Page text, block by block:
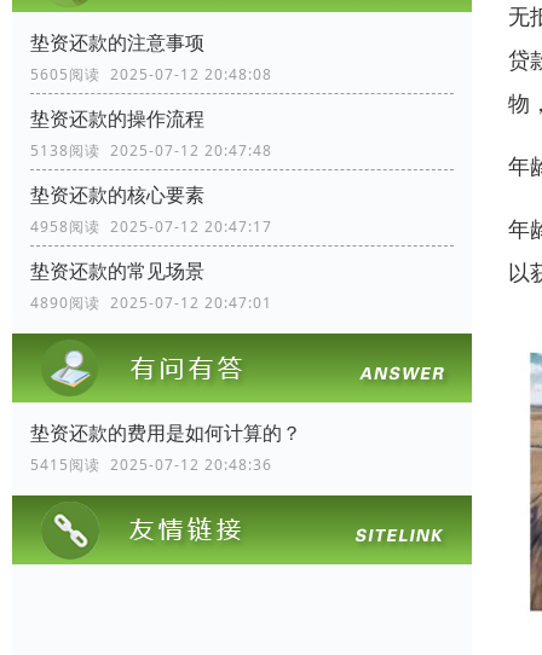
垫资还款的注意事项
5605阅读 2025-07-12 20:48:08
垫资还款的操作流程
5138阅读 2025-07-12 20:47:48
垫资还款的核心要素
4958阅读 2025-07-12 20:47:17
垫资还款的常见场景
4890阅读 2025-07-12 20:47:01
垫资还款的费用是如何计算的？
5415阅读 2025-07-12 20:48:36
无
贷
物
年
年
以